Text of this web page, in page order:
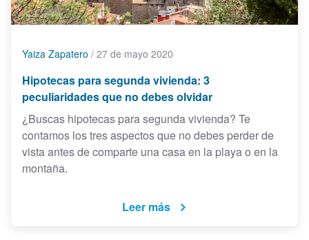
Yaiza Zapatero / 27 de mayo 2020
Hipotecas para segunda vivienda: 3
peculiaridades que no debes olvidar
¿Buscas hipotecas para segunda vivienda? Te
contamos los tres aspectos que no debes perder de
vista antes de comparte una casa en la playa o en la
montaña.
Leer más